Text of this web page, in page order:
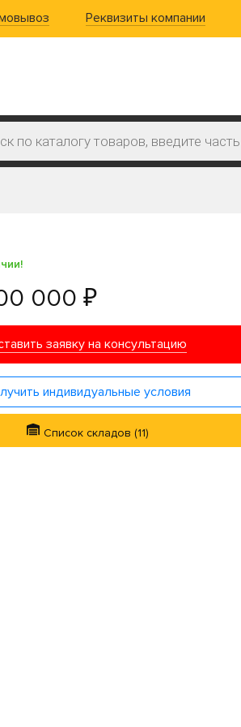
Реквизиты компании
000 ₽
заявку на консультацию
индивидуальные условия
Список складов (11)